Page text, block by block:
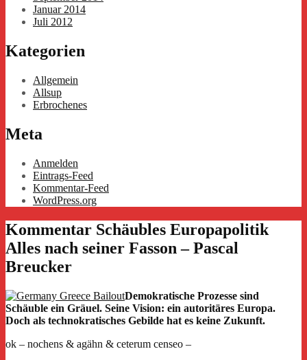
Januar 2014
Juli 2012
Kategorien
Allgemein
Allsup
Erbrochenes
Meta
Anmelden
Eintrags-Feed
Kommentar-Feed
WordPress.org
Kommentar Schäubles Europapolitik
Alles nach seiner Fasson – Pascal
Breucker
Demokratische Prozesse sind
Schäuble ein Gräuel. Seine Vision: ein autoritäres Europa.
Doch als technokratisches Gebilde hat es keine Zukunft.
ok – nochens & agähn & ceterum censeo –